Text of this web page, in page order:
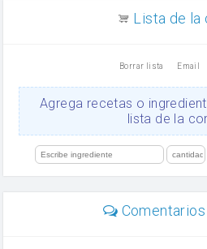
Ajos
orégano
limón
Lista de la
Borrar lista Email
Agrega recetas o
lista de la